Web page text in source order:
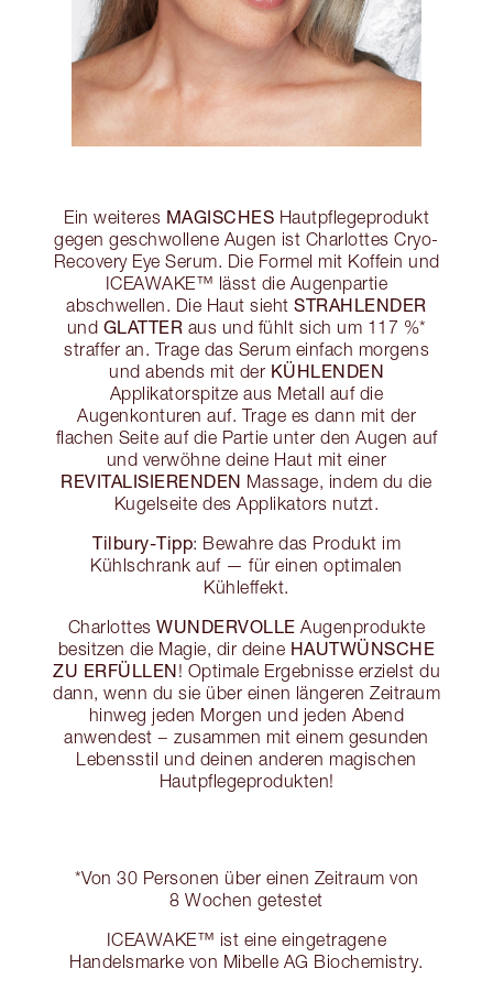
Ein weiteres MAGISCHES Hautpflegeprodukt
gegen geschwollene Augen ist Charlottes Cryo-
Recovery Eye Serum. Die Formel mit Koffein und
ICEAWAKE™ lässt die Augenpartie
abschwellen. Die Haut siehtSTRAHLENDER
und GLATTER aus und fühlt sich um 117 %*
straffer an. Trage das Serum einfach morgens
und abends mit der KÜHLENDEN
Applikatorspitze aus Metall auf die
Augenkonturen auf. Trage es dann mit der
flachen Seite auf die Partie unter den Augen auf
und verwöhne deine Haut mit einer
REVITALISIERENDEN Massage, indem du die
Kugelseite des Applikators nutzt.
Tilbury-Tipp: Bewahre das Produkt im
Kühlschrank auf — für einen optimalen
Kühleffekt.
Charlottes WUNDERVOLLE Augenprodukte
besitzen die Magie, dir deine HAUTWÜNSCHE
ZU ERFÜLLEN! Optimale Ergebnisse erzielst du
dann, wenn du sie über einen längeren Zeitraum
hinweg jeden Morgen und jeden Abend
anwendest − zusammen mit einem gesunden
Lebensstil und deinen anderen magischen
Hautpflegeprodukten!
*Von 30 Personen über einen Zeitraum von
8 Wochen getestet
ICEAWAKE™ ist eine eingetragene
Handelsmarke von Mibelle AG Biochemistry.